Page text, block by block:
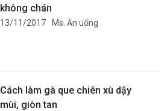
không chán
13/11/2017 Ms. Ăn uống
Cách làm gà que chiên xù dậy
mùi, giòn tan